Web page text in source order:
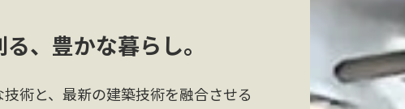
、豊かな暮らし。
術と、最新の建築技術を融合させる